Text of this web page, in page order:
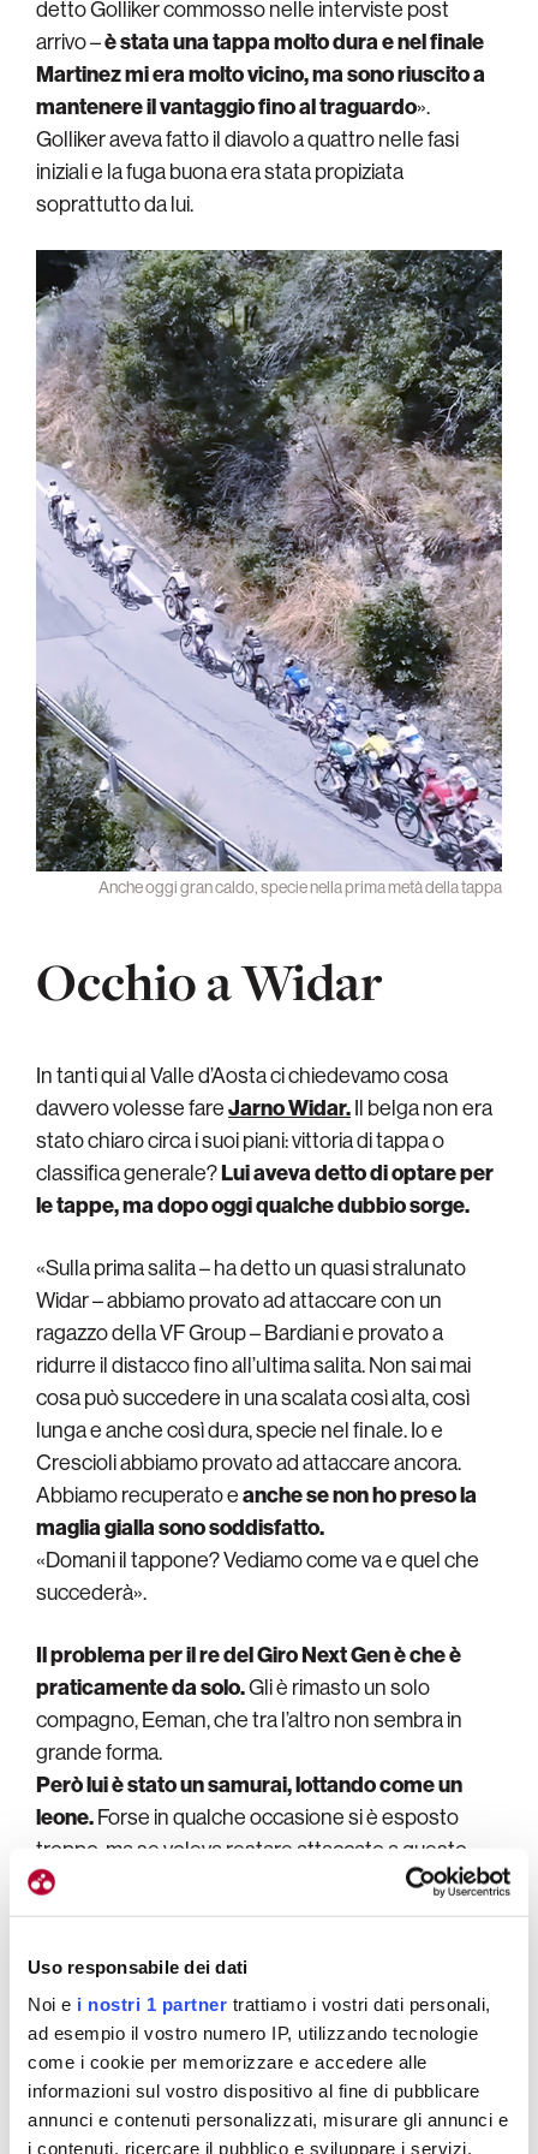
Uso responsabile dei dati
Noi e i nostri 1 partner trattiamo i vostri dati personali,
ad esempio il vostro numero IP, utilizzando tecnologie
come i cookie per memorizzare e accedere alle
informazioni sul vostro dispositivo al fine di pubblicare
annunci e contenuti personalizzati, misurare gli annunci e
i contenuti, ricercare il pubblico e sviluppare i servizi.
detto Golliker commosso nelle interviste post
arrivo –è stata una tappa molto dura e nel finale
Martinez mi era molto vicino, ma sono riuscito a
mantenere il vantaggio fino al traguardo».
Golliker aveva fatto il diavolo a quattro nelle fasi
iniziali e la fuga buona era stata propiziata
soprattutto da lui.
Anche oggi gran caldo, specie nella prima metà della tappa
Occhio a Widar
In tanti qui al Valle d’Aosta ci chiedevamo cosa
davvero volesse fareJarno Widar.Il belga non era
stato chiaro circa i suoi piani: vittoria di tappa o
classifica generale?Lui aveva detto di optare per
le tappe, ma dopo oggi qualche dubbio sorge.
«Sulla prima salita – ha detto un quasi stralunato
Widar – abbiamo provato ad attaccare con un
ragazzo della VF Group – Bardiani e provato a
ridurre il distacco fino all’ultima salita. Non sai mai
cosa può succedere in una scalata così alta, così
lunga e anche così dura, specie nel finale. Io e
Crescioli abbiamo provato ad attaccare ancora.
Abbiamo recuperato eanche se non ho preso la
maglia gialla sono soddisfatto.
«Domani il tappone? Vediamo come va e quel che
succederà».
Il problema per il re del Giro Next Gen è che è
praticamente da solo.Gli è rimasto un solo
compagno, Eeman, che tra l’altro non sembra in
grande forma.
Però lui è stato un samurai, lottando come un
leone.Forse in qualche occasione si è esposto
troppo, ma se voleva restare attaccato a questo
Valle d’Aosta o faceva così… o faceva così.